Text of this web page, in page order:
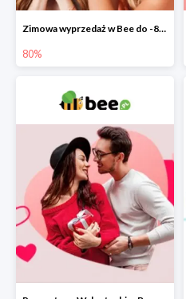
Zimowa wyprzedaż w Bee do -80%
80%